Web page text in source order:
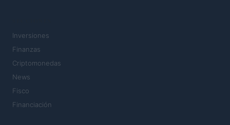
Inversiones
Finanzas
Criptomonedas
News
Fisco
Financiación